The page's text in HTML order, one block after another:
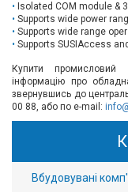
Isolated COM module &
Supports wide power
Supports wide range
Supports SUSIAccess
Купити промисловий
інформацію про
звернувшись до
00 88, або по e-mail:
Вбудовувані